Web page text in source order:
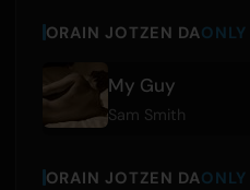
ORAIN JOTZEN DA
My Guy
Sam Smith
ORAIN JOTZEN DA